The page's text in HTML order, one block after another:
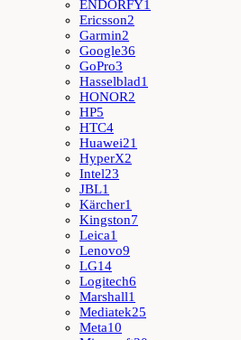
ENDORFY1
Ericsson2
Garmin2
Google36
GoPro3
Hasselblad1
HONOR2
HP5
HTC4
Huawei21
HyperX2
Intel23
JBL1
Kärcher1
Kingston7
Leica1
Lenovo9
LG14
Logitech6
Marshall1
Mediatek25
Meta10